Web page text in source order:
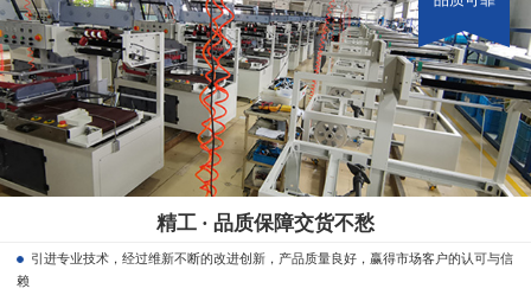
精工 · 品质保障交货不愁
引进专业技术，经过维新不断的改进创新，产品质量良好，赢得市场客户的认可与信
赖